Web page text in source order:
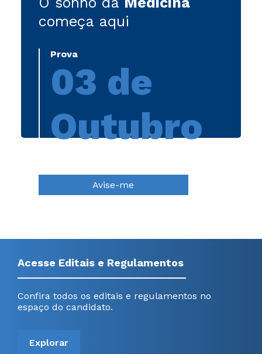
começa aqui
Prova
03 de
Outubro
Avise-me
Acesse Editais e Regulamentos
Confira todos os editais e regulamentos no
espaço do candidato.
Explorar